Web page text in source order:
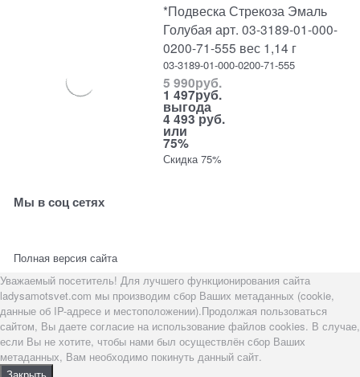
*Подвеска Стрекоза Эмаль
Голубая арт. 03-3189-01-000-
0200-71-555 вес 1,14 г
03-3189-01-000-0200-71-555
5 990руб.
1 497руб.
выгода
4 493 руб.
или
75%
Скидка 75%
Мы в соц сетях
Полная версия сайта
Уважаемый посетитель! Для лучшего функционирования сайта
ladysamotsvet.com мы производим сбор Ваших метаданных (cookie,
данные об IP-адресе и местоположении).Продолжая пользоваться
сайтом, Вы даете согласие на использование файлов cookies. В случае,
если Вы не хотите, чтобы нами был осуществлён сбор Ваших
метаданных, Вам необходимо покинуть данный сайт.